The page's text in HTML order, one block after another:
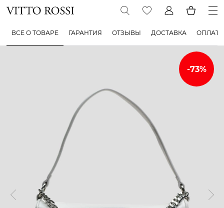
ВСЕ О ТОВАРЕ ГАРАНТИЯ ОТЗЫВЫ ДОСТАВКА ОПЛАТА